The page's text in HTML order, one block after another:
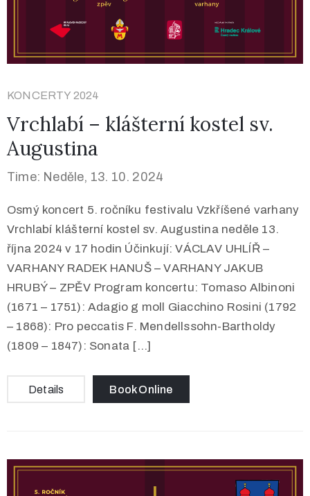
KONCERTY 2024
Vrchlabí – klášterní kostel sv.
Augustina
Time: Neděle, 13. 10. 2024
Osmý koncert 5. ročníku festivalu Vzkříšené varhany
Vrchlabí klášterní kostel sv. Augustina neděle 13.
října 2024 v 17 hodin Účinkují: VÁCLAV UHLÍŘ –
VARHANY RADEK HANUŠ – VARHANY JAKUB
HRUBÝ – ZPĚV Program koncertu: Tomaso Albinoni
(1671 – 1751): Adagio g moll Giacchino Rosini (1792
– 1868): Pro peccatis F. Mendellssohn-Bartholdy
(1809 – 1847): Sonata […]
Details Book Online